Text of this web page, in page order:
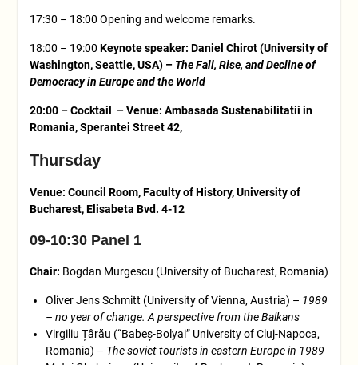
17:30 – 18:00 Opening and welcome remarks.
18:00 – 19:00 Keynote speaker: Daniel Chirot (University of
Washington, Seattle, USA) – The Fall, Rise, and Decline of
Democracy in Europe and the World
20:00 – Cocktail – Venue: Ambasada Sustenabilitatii in
Romania, Sperantei Street 42,
Thursday
Venue: Council Room, Faculty of History, University of
Bucharest, Elisabeta Bvd. 4-12
09-10:30 Panel 1
Chair: Bogdan Murgescu (University of Bucharest, Romania)
Oliver Jens Schmitt (University of Vienna, Austria) – 1989
– no year of change. A perspective from the Balkans
Virgiliu Țârău (“Babeș-Bolyai” University of Cluj-Napoca,
Romania) – The soviet tourists in eastern Europe in 1989